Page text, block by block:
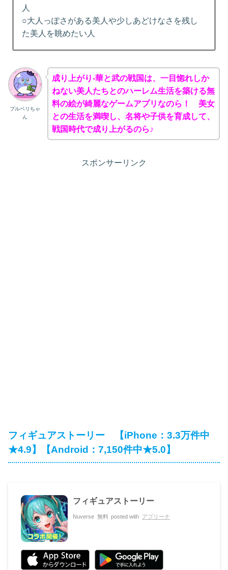
人
○大人っぽさがある美人や少しあどけなさを残し
た美人を眺めたい人
ブルベリちゃ
ん
成り上がり-華と武の戦国は、一目惚れしか
ねない美人たちとのハーレム生活を築ける無
料の絵が綺麗なゲームアプリなのら！ 美女
との生活を満喫し、名将や子供を育成して、
戦国時代で成り上がるのら♪
スポンサーリンク
フィギュアストーリー 【iPhone：3.3万件中
★4.9】【Android：7,150件中★5.0】
フィギュアストーリー
Nuverse 無料 posted with アプリーチ